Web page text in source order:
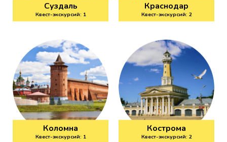
Суздаль
Квест-экскурсий: 1
Краснодар
Квест-экскурсий: 2
Коломна
Квест-экскурсий: 1
Кострома
Квест-экскурсий: 2